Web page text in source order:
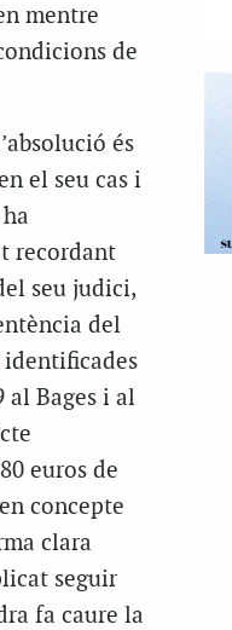
mentre
de
és
el seu cas i
recordant
seu judici,
del
identificades
al Bages i al
euros de
concepte
clara
seguir
fa caure la